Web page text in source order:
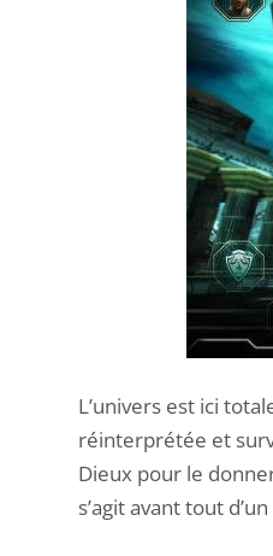
L’univers est ici
réinterprétée et
Dieux pour le
s’agit avant tout